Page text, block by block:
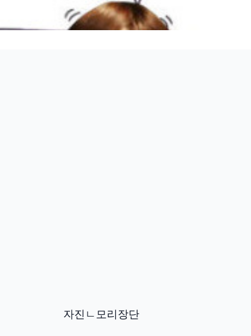
자진ㄴ모리장단